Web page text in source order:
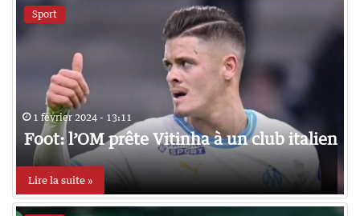
Sport
1 février 2024 - 13:11
Foot: l’OM prête Vitinha à un club italien
Lire la suite »